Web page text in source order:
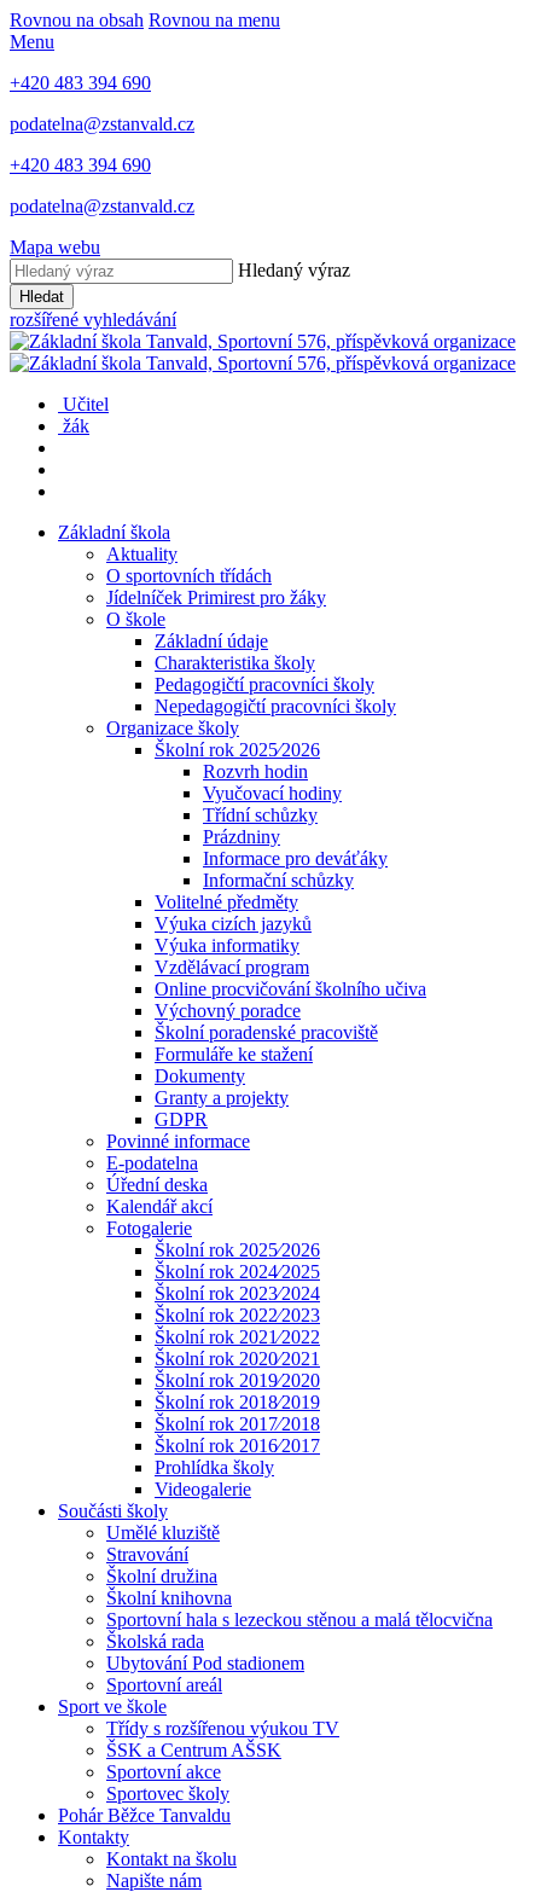
Rovnou na obsah Rovnou na menu
Menu
+420 483 394 690
podatelna@zstanvald.cz
+420 483 394 690
podatelna@zstanvald.cz
Mapa webu
Hledaný výraz
Hledat
rozšířené vyhledávání
Učitel
žák
Základní škola
Aktuality
O sportovních třídách
Jídelníček Primirest pro žáky
O škole
Základní údaje
Charakteristika školy
Pedagogičtí pracovníci školy
Nepedagogičtí pracovníci školy
Organizace školy
Školní rok 2025⁄2026
Rozvrh hodin
Vyučovací hodiny
Třídní schůzky
Prázdniny
Informace pro deváťáky
Informační schůzky
Volitelné předměty
Výuka cizích jazyků
Výuka informatiky
Vzdělávací program
Online procvičování školního učiva
Výchovný poradce
Školní poradenské pracoviště
Formuláře ke stažení
Dokumenty
Granty a projekty
GDPR
Povinné informace
E-podatelna
Úřední deska
Kalendář akcí
Fotogalerie
Školní rok 2025⁄2026
Školní rok 2024⁄2025
Školní rok 2023⁄2024
Školní rok 2022⁄2023
Školní rok 2021⁄2022
Školní rok 2020⁄2021
Školní rok 2019⁄2020
Školní rok 2018⁄2019
Školní rok 2017⁄2018
Školní rok 2016⁄2017
Prohlídka školy
Videogalerie
Součásti školy
Umělé kluziště
Stravování
Školní družina
Školní knihovna
Sportovní hala s lezeckou stěnou a malá tělocvična
Školská rada
Ubytování Pod stadionem
Sportovní areál
Sport ve škole
Třídy s rozšířenou výukou TV
ŠSK a Centrum AŠSK
Sportovní akce
Sportovec školy
Pohár Běžce Tanvaldu
Kontakty
Kontakt na školu
Napište nám